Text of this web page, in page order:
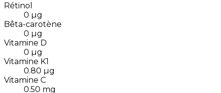
Rétinol
0 µg
Bêta-carotène
0 µg
Vitamine D
0 µg
Vitamine K1
0.80 µg
Vitamine C
0.50 mg